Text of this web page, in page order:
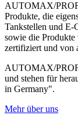
AUTOMAX/
Produkte, die
Tankstellen und E-
sowie die
zertifiziert und von
AUTOMAX/
und stehen für
in Germany".
Mehr über uns